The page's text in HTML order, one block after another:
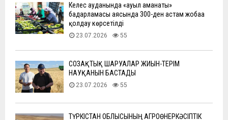
Келес ауданында «ауыл аманаты»
бағдарламасы аясында 300-ден астам жобаға
қолдау көрсетілді
23.07.2026 55
СОЗАҚТЫҚ ШАРУАЛАР ЖИЫН-ТЕРІМ
НАУҚАНЫН БАСТАДЫ
23.07.2026 55
ТҮРКІСТАН ОБЛЫСЫНЫҢ АГРОӨНЕРКӘСІПТІК